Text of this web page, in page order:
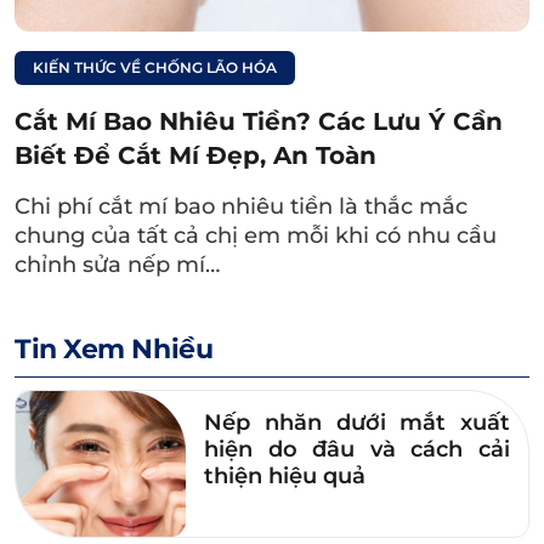
Cắt mí mắt khi bị sụp mí
tuy là một lựa chọn
đáng cân nhắc, nhưng vẫn tiềm ẩn một số rủi
ro nhất định. Bao gồm nhiễm trùng, chảy
máu, dị ứng với thuốc gây mê, da mí sưng đỏ,
…
Xem thêm:
Mắt bị sụp mí 1 bên có
7. Cách phòng tránh biến chứng,
đảm bảo kết quả cắt mí mắt bị sụp
như ý
Sau đây là một số bí quyết hữu ích giúp bạn có
KIẾN THỨC VỀ CHỐNG LÃO HÓA
Cắt Mí Bao Nhiêu Tiền? Các Lưu Ý Cần
Biết Để Cắt Mí Đẹp, An Toàn
Chi phí cắt mí bao nhiêu tiền là thắc mắc
chung của tất cả chị em mỗi khi có nhu cầu
chỉnh sửa nếp mí…
Tin Xem Nhiều
Nếp nhăn dưới mắt xuất
hiện do đâu và cách cải
thiện hiệu quả